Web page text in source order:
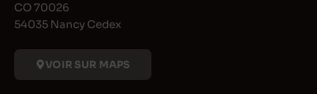
CO 70026
54035 Nancy Cedex
VOIR SUR MAPS